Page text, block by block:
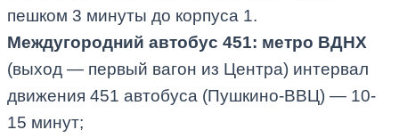
пешком 3 минуты до корпуса 1.
Междугородний автобус 451: метро ВДНХ
(выход — первый вагон из Центра) интервал
движения 451 автобуса (Пушкино-ВВЦ) — 10-
15 минут;